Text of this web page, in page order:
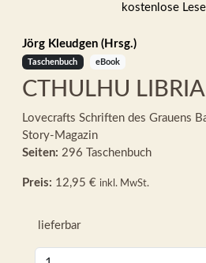
kostenlose
Jörg Kleudgen (Hrsg.)
Taschenbuch eBook
CTHULHU
Lovecrafts Schriften des Grauens
Story-Magazin
Seiten: 296 Taschenbuch
Preis: 12,95 € inkl. MwSt.
lieferbar